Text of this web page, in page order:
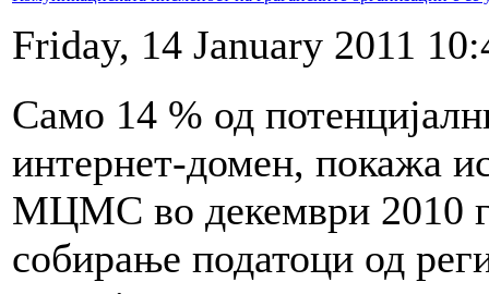
Friday, 14 January 2011
Само 14 % од
интернет-домен, покажа
МЦМС во декември 2010
собирање податоци од